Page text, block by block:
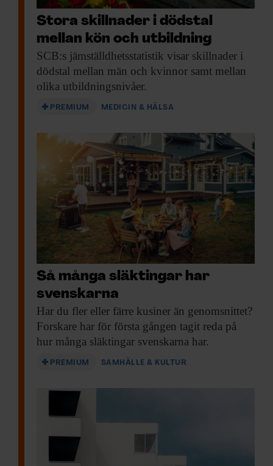
Stora skillnader i dödstal
mellan kön och utbildning
SCB:s jämställdhetsstatistik visar skillnader i
dödstal mellan män och kvinnor samt mellan
olika utbildningsnivåer.
PREMIUM MEDICIN & HÄLSA
Så många släktingar har
svenskarna
Har du fler eller färre kusiner än genomsnittet?
Forskare har för första gången tagit reda på
hur många släktingar svenskarna har.
PREMIUM SAMHÄLLE & KULTUR